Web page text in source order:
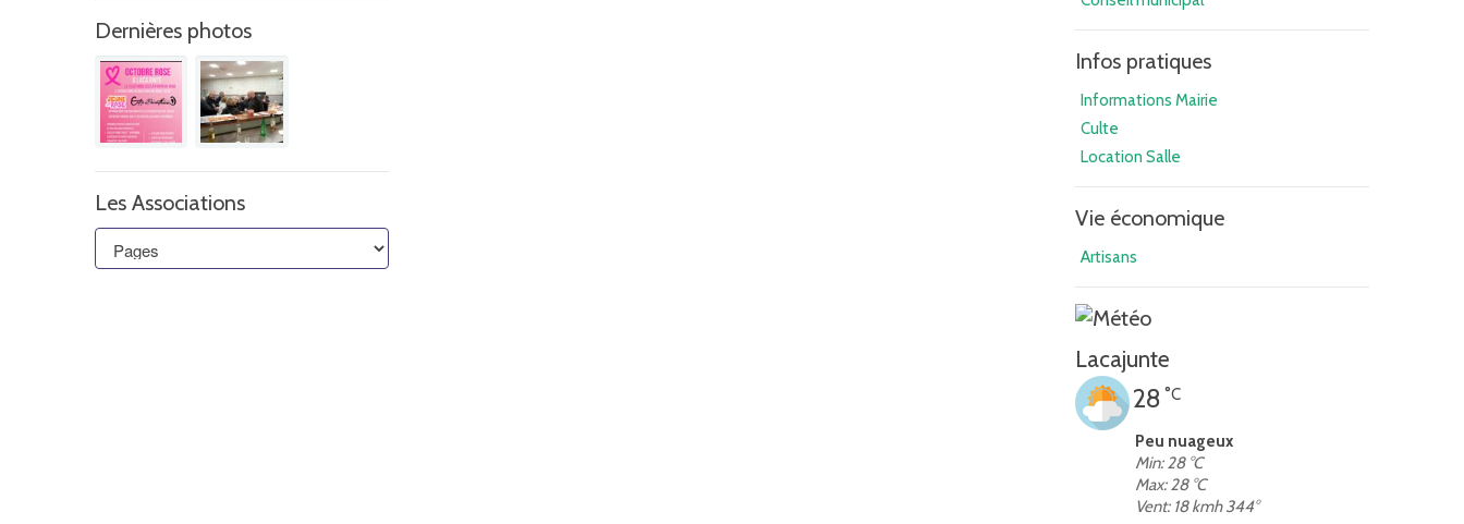
Dernières photos
Les Associations
Infos pratiques
Informations Mairie
Culte
Location Salle
Vie économique
Artisans
Lacajunte
28 °C
Peu nuageux
Min: 28 °C
Max: 28 °C
Vent: 18 kmh 344°